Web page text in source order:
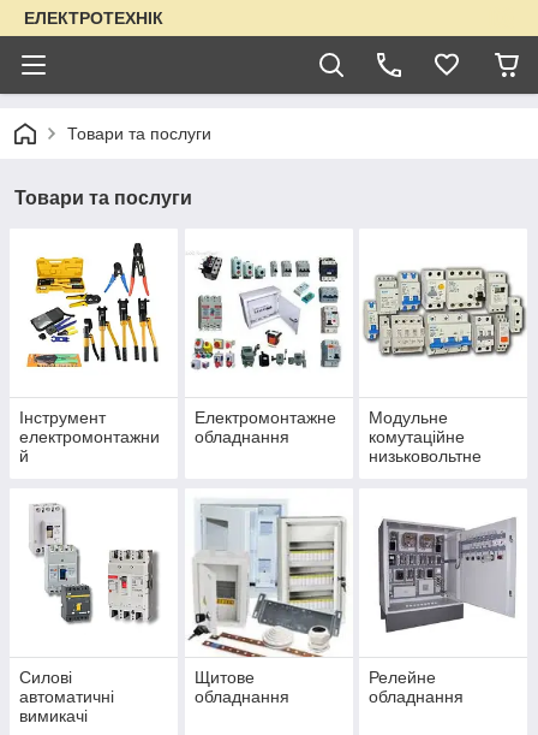
ЕЛЕКТРОТЕХНІК
Товари та послуги
Товари та послуги
Інструмент
електромонтажни
й
Електромонтажне
обладнання
Модульне
комутаційне
низьковольтне
Силові
автоматичні
вимикачі
Щитове
обладнання
Релейне
обладнання